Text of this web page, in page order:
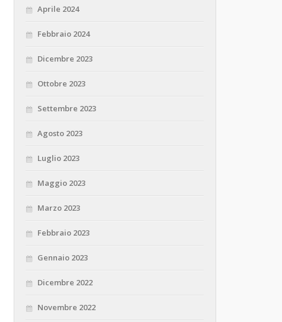
Aprile 2024
Febbraio 2024
Dicembre 2023
Ottobre 2023
Settembre 2023
Agosto 2023
Luglio 2023
Maggio 2023
Marzo 2023
Febbraio 2023
Gennaio 2023
Dicembre 2022
Novembre 2022